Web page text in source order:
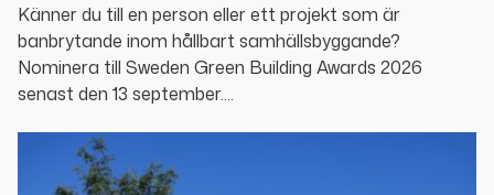
Känner du till en person eller ett projekt som är
banbrytande inom hållbart samhällsbyggande?
Nominera till Sweden Green Building Awards 2026
senast den 13 september....